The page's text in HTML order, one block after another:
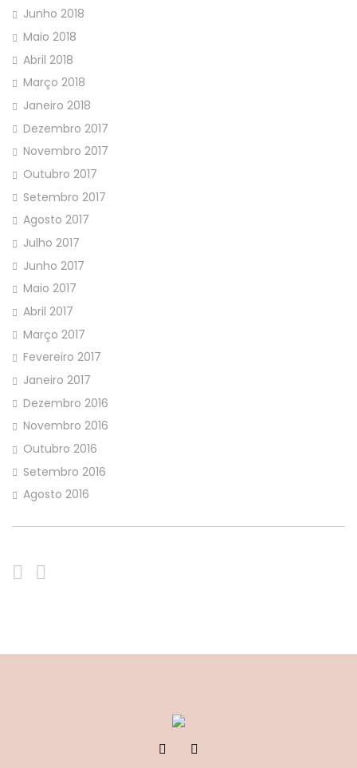
Junho 2018
Maio 2018
Abril 2018
Março 2018
Janeiro 2018
Dezembro 2017
Novembro 2017
Outubro 2017
Setembro 2017
Agosto 2017
Julho 2017
Junho 2017
Maio 2017
Abril 2017
Março 2017
Fevereiro 2017
Janeiro 2017
Dezembro 2016
Novembro 2016
Outubro 2016
Setembro 2016
Agosto 2016